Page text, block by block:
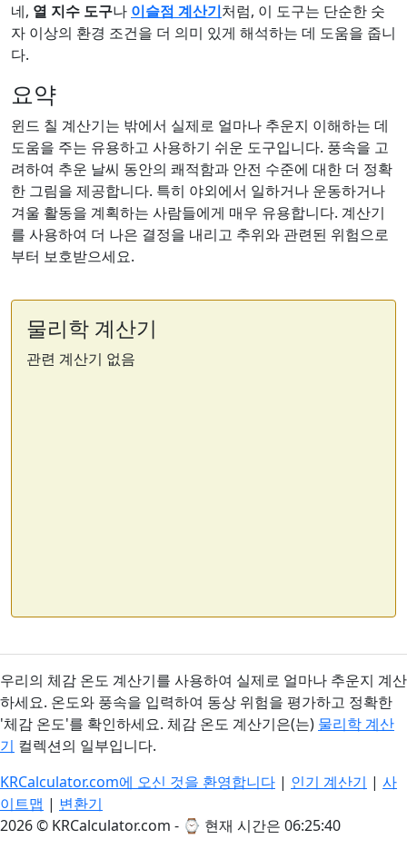
네, 열 지수 도구나 이슬점 계산기처럼, 이 도구는 단순한 숫
자 이상의 환경 조건을 더 의미 있게 해석하는 데 도움을 줍니
다.
요약
윈드 칠 계산기는 밖에서 실제로 얼마나 추운지 이해하는 데
도움을 주는 유용하고 사용하기 쉬운 도구입니다. 풍속을 고
려하여 추운 날씨 동안의 쾌적함과 안전 수준에 대한 더 정확
한 그림을 제공합니다. 특히 야외에서 일하거나 운동하거나
겨울 활동을 계획하는 사람들에게 매우 유용합니다. 계산기
를 사용하여 더 나은 결정을 내리고 추위와 관련된 위험으로
부터 보호받으세요.
물리학 계산기
관련 계산기 없음
우리의 체감 온도 계산기를 사용하여 실제로 얼마나 추운지 계산
하세요. 온도와 풍속을 입력하여 동상 위험을 평가하고 정확한
'체감 온도'를 확인하세요. 체감 온도 계산기은(는) 물리학 계산
기 컬렉션의 일부입니다.
KRCalculator.com에 오신 것을 환영합니다 | 인기 계산기 | 사
이트맵 | 변환기
2026 © KRCalculator.com - ⌚ 현재 시간은 06:25:41